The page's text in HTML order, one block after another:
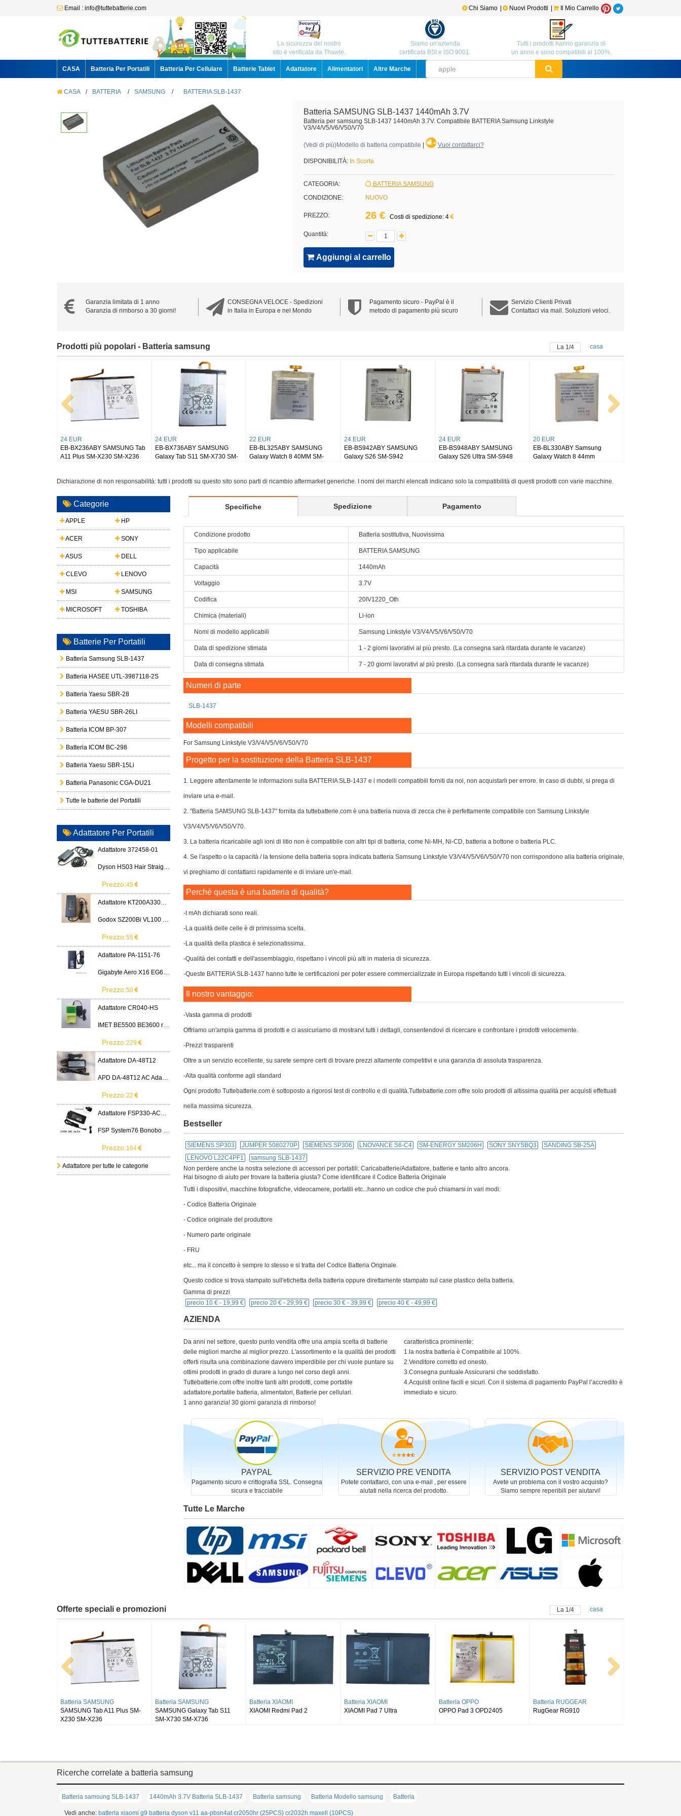
Email : info@tuttebatterie.com Il Mio Carrello
Nuovi Prodotti
Chi Siamo
La sicurezza del nostro
sito è verificata da Thawte.
Siamo un'azienda
certificata BSI e ISO 9001.
Tutti i prodotti hanno garanzia di
un anno e sono compatibili al 100%.
CASA Batteria Per Portatili Batteria Per Cellulare Batterie Tablet Adattatore Alimentatori Altre Marche
CASA / BATTERIA / SAMSUNG / BATTERIA SLB-1437
Batteria SAMSUNG SLB-1437 1440mAh 3.7V
Batteria per samsung SLB-1437 1440mAh 3.7V. Compatibile BATTERIA Samsung Linkstyle
V3/V4/V5/V6/V50/V70
(Vedi di più)Modello di batteria compatibile Vuoi contattarci?
DISPONIBILITÀ: In Scorta
CATEGORIA:
BATTERIA SAMSUNG
CONDIZIONE:
NUOVO
PREZZO: 26 € Costi di spedizione: 4
Quantità:
Aggiungi al carrello
Garanzia limitata di 1 anno
Garanzia di rimborso a 30 giorni!
CONSEGNA VELOCE - Spedizioni
in Italia in Europa e nel Mondo
Pagamento sicuro - PayPal è il
metodo di pagamento più sicuro
Servizio Clienti Privati
Contattaci via mail. Soluzioni veloci.
Prodotti più popolari - Batteria samsung La 1/4 casa
20 EUR
EB-BL330ABY Samsung
Galaxy Watch 8 44mm
21 EUR
EB-BS946ABY Samsung
Galaxy S26 Plus/S947
20 EUR
NS1250 Samsung Buds 2/
buds 2 pro earbuds
32 EUR
EB-BX906ABY SAMSUNG
Galaxy Tab S8 Ultra SM-X900
25 EUR
EB-BX818ABY SAMSUNG
Galaxy Tab S9 Plus Wi-fi
25 EUR
EB-BX516ABY SAMSUNG
Galaxy Tab S9FE X510 X516
Dichiarazione di non responsabilità: tutti i prodotti su questo sito sono parti di ricambio aftermarket generiche. I nomi dei marchi elencati indicano solo la compatibilità di questi prodotti con varie macchine.
Specifiche Spedizione Pagamento
Condizione prodotto Batteria sostitutiva, Nuovissima
Tipo applicabile BATTERIA SAMSUNG
Capacità 1440mAh
Voltaggio 3.7V
Codifica 20IV1220_Oth
Chimica (materiali) Li-ion
Nomi di modello applicabili Samsung Linkstyle V3/V4/V5/V6/V50/V70
Data di spedizione stimata 1 - 2 giorni lavorativi al più presto. (La consegna sarà ritardata durante le vacanze)
Data di consegna stimata 7 - 20 giorni lavorativi al più presto. (La consegna sarà ritardata durante le vacanze)
Numeri di parte
SLB-1437
Modelli compatibili
For Samsung Linkstyle V3/V4/V5/V6/V50/V70
Progetto per la sostituzione della Batteria SLB-1437
1. Leggere attentamente le informazioni sulla BATTERIA SLB-1437 e i modelli compatibili forniti da noi, non acquistarli per errore. In caso di dubbi, si prega di
inviare una e-mail.
2. "Batteria SAMSUNG SLB-1437" fornita da tuttebatterie.com è una batteria nuova di zecca che è perfettamente compatibile con Samsung Linkstyle
V3/V4/V5/V6/V50/V70.
3. La batteria ricaricabile agli ioni di litio non è compatibile con altri tipi di batteria, come Ni-MH, Ni-CD, batteria a bottone o batteria PLC.
4. Se l'aspetto o la capacità / la tensione della batteria sopra indicata batteria Samsung Linkstyle V3/V4/V5/V6/V50/V70 non corrispondono alla batteria originale,
vi preghiamo di contattarci rapidamente e di inviare un'e-mail.
Perchè questa è una batteria di qualità?
-I mAh dichiarati sono reali.
-La qualità delle celle è di primissima scelta.
-La qualità della plastica è selezionatissima.
-Qualità dei contatti e dell'assemblaggio, rispettano i vincoli più alti in materia di sicurezza.
-Queste BATTERIA SLB-1437 hanno tutte le certificazioni per poter essere commercializzate in Europa rispettando tutti i vincoli di sicurezza.
Il nostro vantaggio:
-Vasta gamma di prodotti
Offriamo un'ampia gamma di prodotti e ci assicuriamo di mostrarvi tutti i dettagli, consentendovi di ricercare e confrontare i prodotti velocemente.
-Prezzi trasparenti
Oltre a un servizio eccellente, su sarete sempre certi di trovare prezzi altamente competitivi e una garanzia di assoluta trasparenza.
-Alta qualità conforme agli standard
Ogni prodotto Tuttebatterie.com è sottoposto a rigorosi test di controllo e di qualità.Tuttebatterie.com offre solo prodotti di altissima qualità per acquisti effettuati
nella massima sicurezza.
Bestseller
SIEMENS SP303 JUMPER 5080270P SIEMENS SP306 LNOVANCE S6-C4 SM-ENERGY SM206H SONY SNYSBQ3
SANDING SB-25A
LENOVO L22C4PF1
samsung SLB-1437
Non perdere anche la nostra selezione di accessori per portatili: Caricabatterie/Adattatore, batterie e tanto altro ancora.
Hai bisogno di aiuto per trovare la batteria giusta? Come identificare il Codice Batteria Originale
Tutti i dispositivi, macchine fotografiche, videocamere, portatili etc...hanno un codice che può chiamarsi in vari modi:
- Codice Batteria Originale
- Codice originale del produttore
- Numero parte originale
- FRU
etc... ma il concetto è sempre lo stesso e si tratta del Codice Batteria Originale.
Questo codice si trova stampato sull'etichetta della batteria oppure direttamente stampato sul case plastico della batteria.
Gamma di prezzi
precio 10 € - 19,99 € precio 20 € - 29,99 € precio 30 € - 39,99 € precio 40 € - 49,99 €
AZIENDA
Da anni nel settore, questo punto vendita offre una ampia scelta di batterie
delle migliori marche al miglior prezzo. L'assortimento e la qualità dei prodotti
offerti risulta una combinazione davvero imperdibile per chi vuole puntare su
ottimi prodotti in grado di durare a lungo nel corso degli anni.
Tuttebatterie.com offre inoltre tanti altri prodotti, come portatile
adattatore,portatile batteria, alimentatori, Batterie per cellulari.
1 anno garanzia! 30 giorni garanzia di rimborso!
caratteristica prominente:
1.la nostra batteria è Compatibile al 100%.
2.Venditore corretto ed onesto.
3.Consegna puntuale Assicurarsi che soddisfatto.
4.Acquisti online facili e sicuri. Con il sistema di pagamento PayPal l’accredito è
immediato e sicuro.
PAYPAL
Pagamento sicuro e crittografia SSL. Consegna
sicura e tracciabile
SERVIZIO PRE VENDITA
Potete contattarci, con una e-mail , per essere
aiutati nella ricerca del prodotto.
SERVIZIO POST VENDITA
Avete un problema con il vostro acquisto?
Siamo sempre reperibili per aiutarvi!
Tutte Le Marche
Categorie
APPLE HP
ACER SONY
ASUS DELL
CLEVO LENOVO
MSI SAMSUNG
MICROSOFT TOSHIBA
Batterie Per Portatili
Batteria Samsung SLB-1437
Batteria HASEE UTL-3987118-2S
Batteria Yaesu SBR-28
Batteria YAESU SBR-26LI
Batteria ICOM BP-307
Batteria ICOM BC-298
Batteria Yaesu SBR-15Li
Batteria Panasonic CGA-DU21
Tutte le batterie del Portatili
Adattatore Per Portatili
Adattatore 372458-01
Dyson HS03 Hair Straightener
Prezzo:45
Adattatore KT200A3300666B3
Godox SZ200Bi VL100 VL200 VL300 LED Light
Prezzo:55
Adattatore PA-1151-76
Gigabyte Aero X16 EG61H RTX 5070 2WHA3USC64AH LITEON PA-1151-76 150W adapter
Prezzo:50
Adattatore CR040-HS
IMET BE5500 BE3600 remote control battery
Prezzo:229
Adattatore DA-48T12
APD DA-48T12 AC Adapter 12V 4A Power Supply Cord
Prezzo:22
Adattatore FSP330-ACAU3
FSP System76 Bonobo WS (bonw16)/Ultra 9/RTX5090
Prezzo:164
Adattatore per tutte le categorie
Offerte speciali e promozioni La 1/4 casa
Batteria RUGGEAR
RugGear RG910
Batteria BLACKVIEW
Blackview DK111
Batteria SAMSUNG
SAMSUNG Galaxy Tab S8 Ultra
Batteria SAMSUNG
SAMSUNG Galaxy Tab S9 Plus
Batteria SAMSUNG
SAMSUNG Galaxy Tab S9FE
Batteria SAMSUNG
SAMSUNG Tab Active Pro SM-
Ricerche correlate a batteria samsung
Batteria samsung SLB-1437 1440mAh 3.7V Batteria SLB-1437 Batteria samsung Batteria Modello samsung Batteria
Vedi anche: batteria xiaomi g9 batteria dyson v11 aa-pbsn4at cr2050hr (25PCS) cr2032h maxell (10PCS)